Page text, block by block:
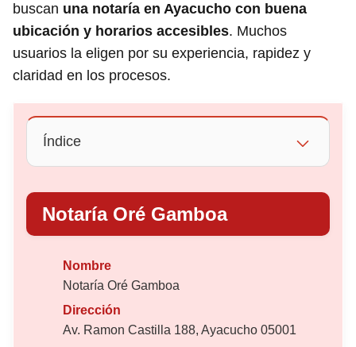
buscan una notaría en Ayacucho con buena
ubicación y horarios accesibles. Muchos
usuarios la eligen por su experiencia, rapidez y
claridad en los procesos.
Índice
Notaría Oré Gamboa
Nombre
Notaría Oré Gamboa
Dirección
Av. Ramon Castilla 188, Ayacucho 05001